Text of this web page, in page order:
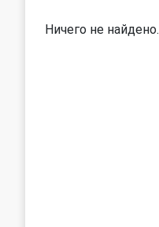
Ничего не найдено.